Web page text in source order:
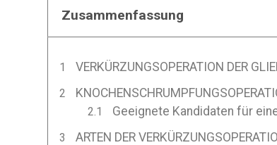
Zusammenfassung
VERKÜRZUNGSOPERATION DER
Geeignete Kandidaten für
ARTEN DER